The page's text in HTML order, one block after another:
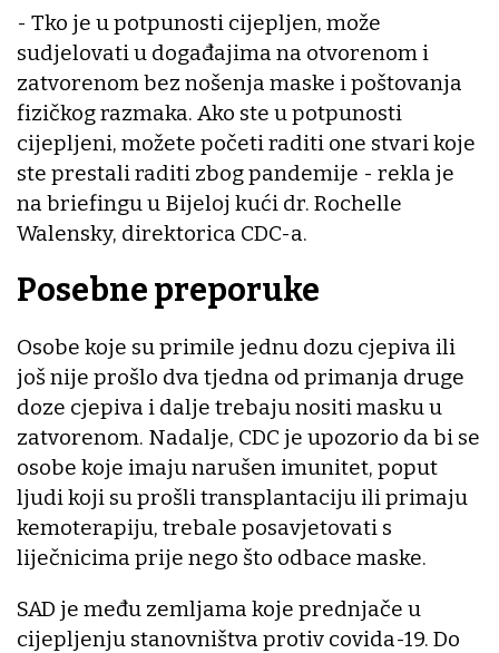
- Tko je u potpunosti cijepljen, može
sudjelovati u događajima na otvorenom i
zatvorenom bez nošenja maske i poštovanja
fizičkog razmaka. Ako ste u potpunosti
cijepljeni, možete početi raditi one stvari koje
ste prestali raditi zbog pandemije - rekla je
na briefingu u Bijeloj kući dr. Rochelle
Walensky, direktorica CDC-a.
Posebne preporuke
Osobe koje su primile jednu dozu cjepiva ili
još nije prošlo dva tjedna od primanja druge
doze cjepiva i dalje trebaju nositi masku u
zatvorenom. Nadalje, CDC je upozorio da bi se
osobe koje imaju narušen imunitet, poput
ljudi koji su prošli transplantaciju ili primaju
kemoterapiju, trebale posavjetovati s
liječnicima prije nego što odbace maske.
SAD je među zemljama koje prednjače u
cijepljenju stanovništva protiv covida-19. Do